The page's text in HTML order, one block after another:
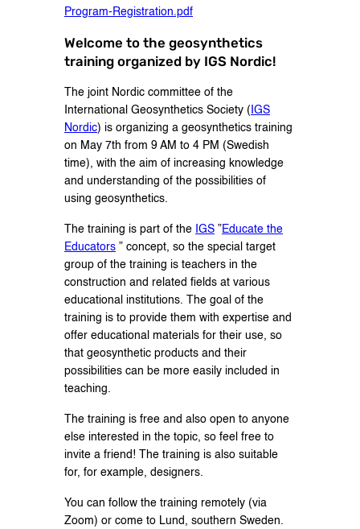
Program-Registration.pdf
Welcome to the geosynthetics
training organized by IGS Nordic!
The joint Nordic committee of the
International Geosynthetics Society ( IGS
Nordic) is organizing a geosynthetics training
on May 7th from 9 AM to 4 PM (Swedish
time), with the aim of increasing knowledge
and understanding of the possibilities of
using geosynthetics.
The training is part of the IGS ” Educate the
Educators ” concept, so the special target
group of the training is teachers in the
construction and related fields at various
educational institutions. The goal of the
training is to provide them with expertise and
offer educational materials for their use, so
that geosynthetic products and their
possibilities can be more easily included in
teaching.
The training is free and also open to anyone
else interested in the topic, so feel free to
invite a friend! The training is also suitable
for, for example, designers.
You can follow the training remotely (via
Zoom) or come to Lund, southern Sweden.